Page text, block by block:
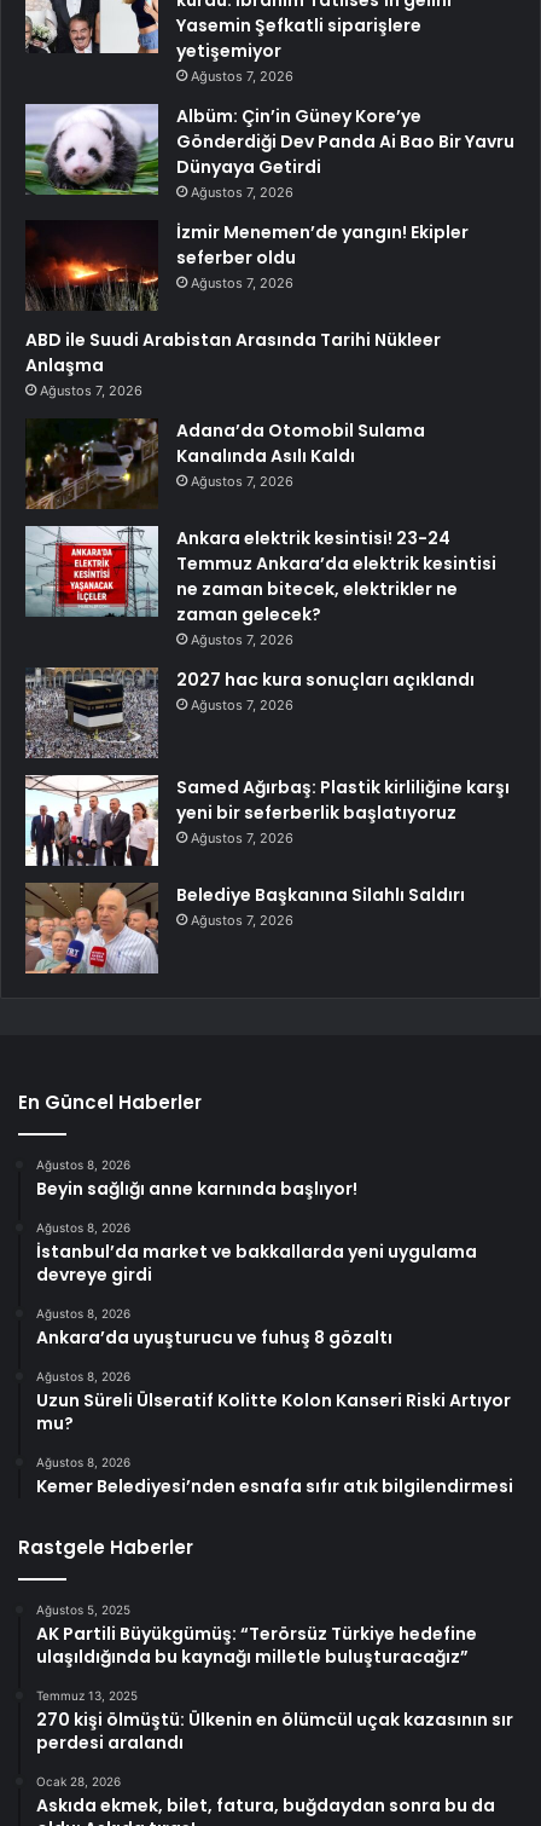
Yasemin Şefkatli siparişlere
yetişemiyor
Ağustos 7, 2026
Albüm: Çin’in Güney Kore’ye
Gönderdiği Dev Panda Ai Bao Bir Yavru
Dünyaya Getirdi
Ağustos 7, 2026
İzmir Menemen’de yangın! Ekipler
seferber oldu
Ağustos 7, 2026
ABD ile Suudi Arabistan Arasında Tarihi Nükleer
Anlaşma
Ağustos 7, 2026
Adana’da Otomobil Sulama
Kanalında Asılı Kaldı
Ağustos 7, 2026
Ankara elektrik kesintisi! 23-24
Temmuz Ankara’da elektrik kesintisi
ne zaman bitecek, elektrikler ne
zaman gelecek?
Ağustos 7, 2026
2027 hac kura sonuçları açıklandı
Ağustos 7, 2026
Samed Ağırbaş: Plastik kirliliğine karşı
yeni bir seferberlik başlatıyoruz
Ağustos 7, 2026
Belediye Başkanına Silahlı Saldırı
Ağustos 7, 2026
En Güncel Haberler
Ağustos 8, 2026
Beyin sağlığı anne karnında başlıyor!
Ağustos 8, 2026
İstanbul’da market ve bakkallarda yeni uygulama
devreye girdi
Ağustos 8, 2026
Ankara’da uyuşturucu ve fuhuş 8 gözaltı
Ağustos 8, 2026
Uzun Süreli Ülseratif Kolitte Kolon Kanseri Riski Artıyor
mu?
Ağustos 8, 2026
Kemer Belediyesi’nden esnafa sıfır atık bilgilendirmesi
Rastgele Haberler
Ağustos 5, 2025
AK Partili Büyükgümüş: “Terörsüz Türkiye hedefine
ulaşıldığında bu kaynağı milletle buluşturacağız”
Temmuz 13, 2025
270 kişi ölmüştü: Ülkenin en ölümcül uçak kazasının sır
perdesi aralandı
Ocak 28, 2026
Askıda ekmek, bilet, fatura, buğdaydan sonra bu da